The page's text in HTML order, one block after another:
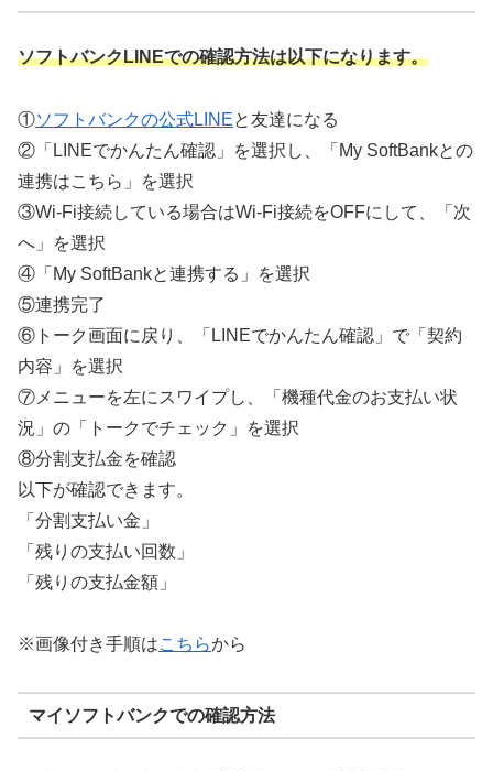
ソフトバンクLINEでの確認方法は以下になります。
①ソフトバンクの公式LINEと友達になる
②「LINEでかんたん確認」を選択し、「My SoftBankとの
連携はこちら」を選択
③Wi-Fi接続している場合はWi-Fi接続をOFFにして、「次
へ」を選択
④「My SoftBankと連携する」を選択
⑤連携完了
⑥トーク画面に戻り、「LINEでかんたん確認」で「契約
内容」を選択
⑦メニューを左にスワイプし、「機種代金のお支払い状
況」の「トークでチェック」を選択
⑧分割支払金を確認
以下が確認できます。
「分割支払い金」
「残りの支払い回数」
「残りの支払金額」
※画像付き手順はこちらから
マイソフトバンクでの確認方法